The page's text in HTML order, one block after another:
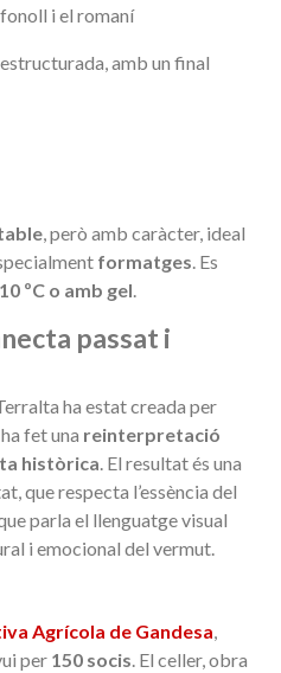
i el romaní
amb un final
, però amb caràcter, ideal
formatges. Es
ºC o amb gel.
passat i
ha estat creada per
fet una reinterpretació
històrica. El resultat és una
que respecta l’essència del
parla el llenguatge visual
i emocional del vermut.
Agrícola de Gandesa,
per 150 socis. El celler, obra